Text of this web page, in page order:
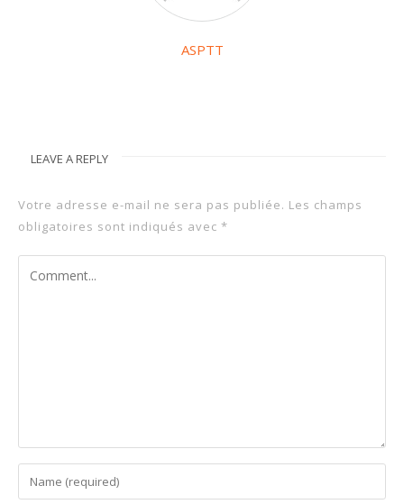
ASPTT
LEAVE A REPLY
Votre adresse e-mail ne sera pas publiée. Les champs
obligatoires sont indiqués avec *